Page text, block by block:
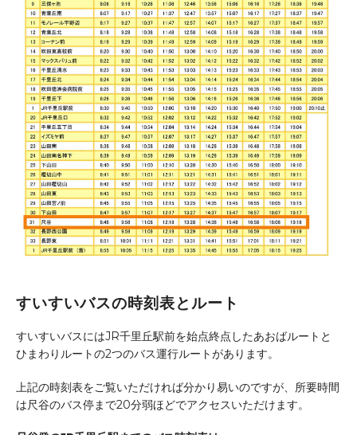
すいすいバスの時刻表とルート
すいすいバスにはJR千里丘駅前を始点終点したあおばルートと
ひまわりルートの2つのバス運行ルートがあります。
上記の時刻表をご覧いただければ分かり易いのですが、所要時間
は尺谷のバス停まで20分弱ほどでアクセスいただけます。